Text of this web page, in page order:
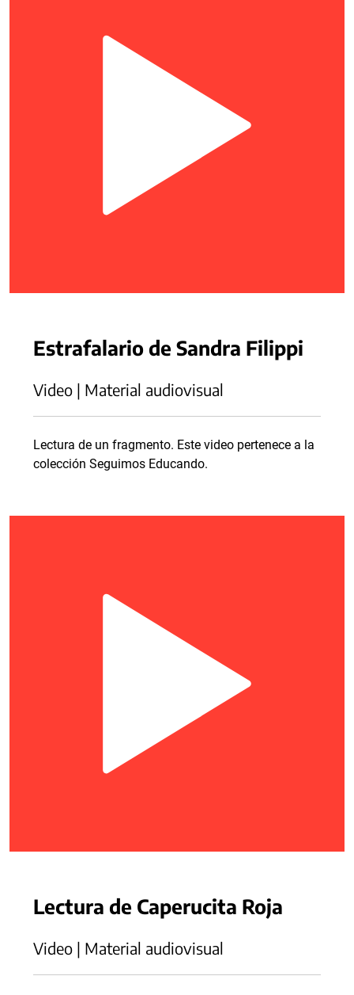
Estrafalario de Sandra Filippi
Video | Material audiovisual
Lectura de un fragmento. Este video pertenece a la
colección Seguimos Educando.
Lectura de Caperucita Roja
Video | Material audiovisual